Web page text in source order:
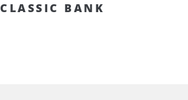
CLASSIC BANK